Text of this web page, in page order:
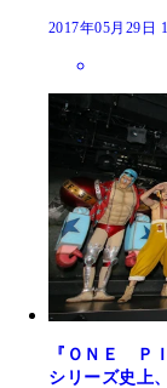
2017年05月29日
『ＯＮＥ Ｐ
シリーズ史上